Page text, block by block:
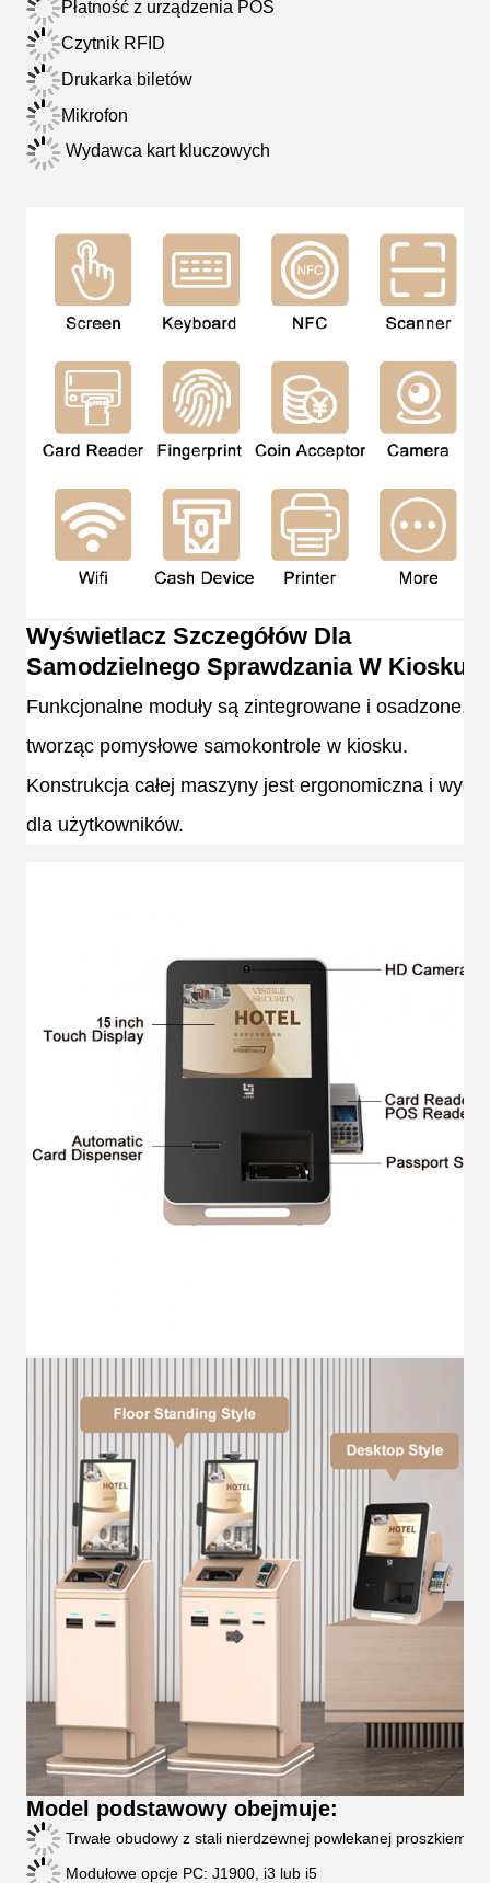
Płatność z urządzenia POS
Czytnik RFID
Drukarka biletów
Mikrofon
Wydawca kart kluczowych
Wyświetlacz Szczegółów Dla
Samodzielnego Sprawdzania W Kiosku
Funkcjonalne moduły są zintegrowane i osadzone,
tworząc pomysłowe samokontrole w kiosku.
Konstrukcja całej maszyny jest ergonomiczna i
dla użytkowników.
Model podstawowy obejmuje:
Trwałe obudowy z stali nierdzewnej powlekanej proszkiem
Modułowe opcje PC: J1900, i3 lub i5